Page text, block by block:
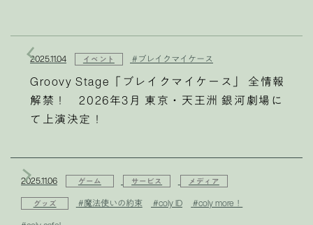
2025.11.04 イベント #ブレイクマイケース
Groovy Stage「ブレイクマイケース」 全情報
解禁！ 2026年3月 東京・天王洲 銀河劇場に
て上演決定！
2025.11.06 ゲーム サービス
メディア
グッズ
#魔法使いの約束 #coly ID
#coly more！